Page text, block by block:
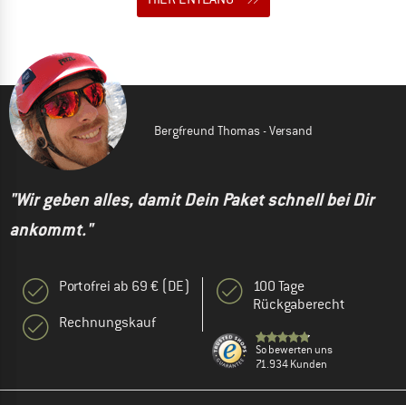
Bergfreund Thomas - Versand
"Wir geben alles, damit Dein Paket schnell bei Dir
ankommt."
Portofrei ab 69 € (DE)
Rechnungskauf
100 Tage
Rückgaberecht
So bewerten uns
71.934 Kunden